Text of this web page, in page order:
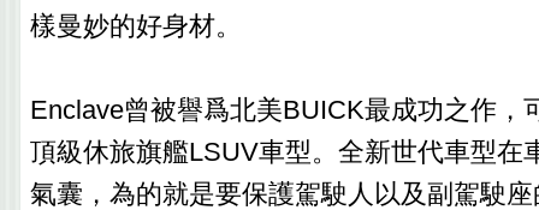
樣曼妙的好身材。
Enclave曾被譽爲北美BUICK最成功之作，
頂級休旅旗艦LSUV車型。全新世代車型在
氣囊，為的就是要保護駕駛人以及副駕駛